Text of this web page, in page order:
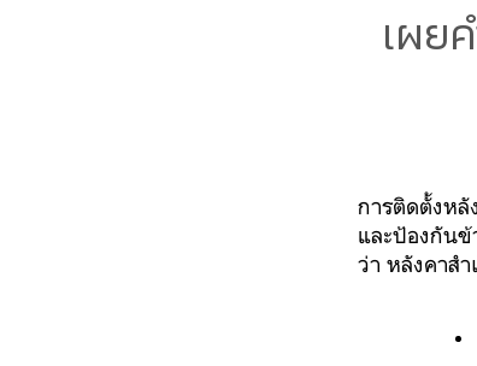
เผย
การติดตั้งหลั
และป้องกันข้
ว่า หลังคาส